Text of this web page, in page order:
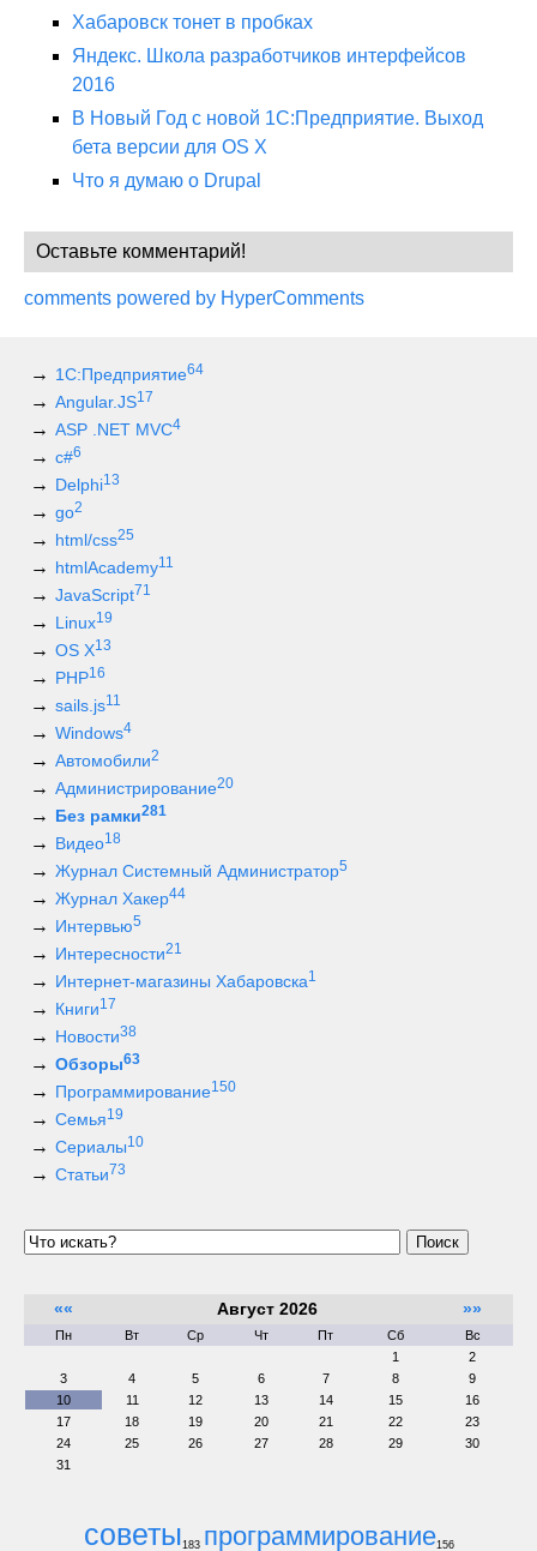
Хабаровск тонет в пробках
Яндекс. Школа разработчиков интерфейсов
2016
В Новый Год с новой 1С:Предприятие. Выход
бета версии для OS X
Что я думаю о Drupal
Оставьте комментарий!
comments powered by HyperComments
1С:Предприятие64
Angular.JS17
ASP .NET MVC4
c#6
Delphi13
go2
html/css25
htmlAcademy11
JavaScript71
Linux19
OS X13
PHP16
sails.js11
Windows4
Автомобили2
Администрирование20
Без рамки281
Видео18
Журнал Системный Администратор5
Журнал Хакер44
Интервью5
Интересности21
Интернет-магазины Хабаровска1
Книги17
Новости38
Обзоры63
Программирование150
Семья19
Сериалы10
Статьи 73
Поиск
«« Август 2026 »»
Пн Вт Ср Чт Пт Сб
Вс
1
2
3
4 5 6 7 8
9
10
11 12 13 14 15
16
17
18 19 20 21 22
23
24
25 26 27 28 29
30
31
советы183 программирование156